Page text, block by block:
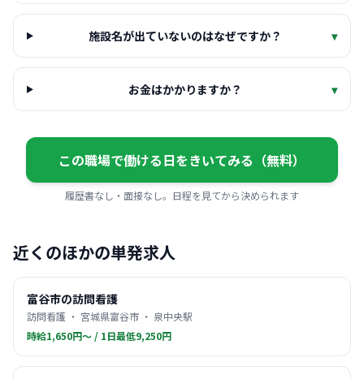
施設名が出ていないのはなぜですか？ ▾
お金はかかりますか？ ▾
この職場で働ける日をきいてみる（無料）
履歴書なし・面接なし。日程を見てから決められます
近くのほかの単発求人
富谷市の訪問看護
訪問看護 ・ 宮城県富谷市 ・ 泉中央駅
時給1,650円〜 / 1日最低9,250円